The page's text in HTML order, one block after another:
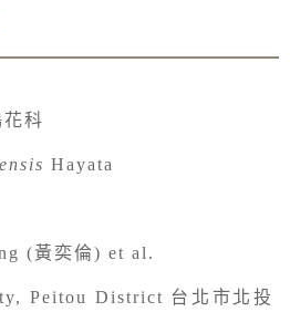
科
Hayata
(黃奕倫) et al.
Peitou District 台北市北投